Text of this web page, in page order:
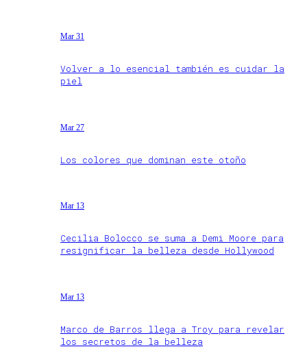
Mar 31
Volver a lo esencial también es cuidar la
piel
Mar 27
Los colores que dominan este otoño
Mar 13
Cecilia Bolocco se suma a Demi Moore para
resignificar la belleza desde Hollywood
Mar 13
Marco de Barros llega a Troy para revelar
los secretos de la belleza